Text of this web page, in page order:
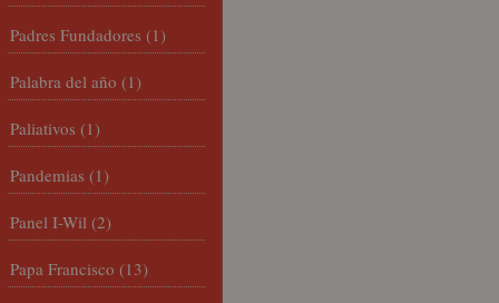
Padres Fundadores (1)
Palabra del año (1)
Paliativos (1)
Pandemias (1)
Panel I-Wil (2)
Papa Francisco (13)